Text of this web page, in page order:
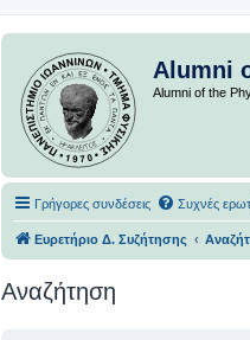
Alumni
Alumni of the
Γρήγορες συνδέσεις Συχνές
Ευρετήριο Δ. Συζήτησης
Αναζήτηση